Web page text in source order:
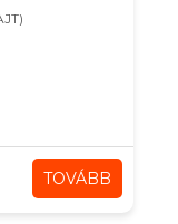
TOVÁBB